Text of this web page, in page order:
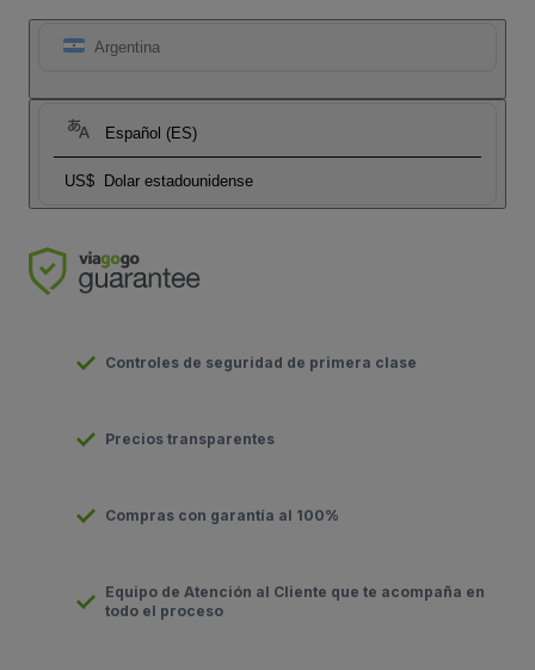
Argentina
Español (ES)
US$ Dolar estadounidense
Controles de seguridad de primera clase
Precios transparentes
Compras con garantía al 100%
Equipo de Atención al Cliente que te acompaña en
todo el proceso